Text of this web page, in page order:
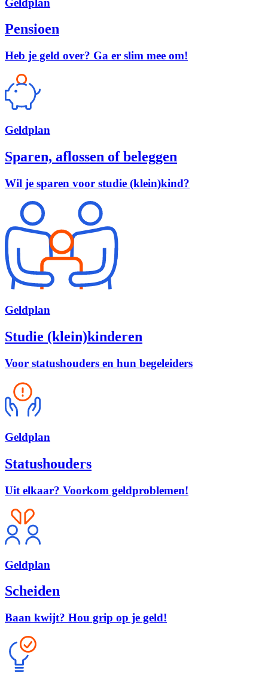
Pensioen
Heb je geld over? Ga er slim mee om!
Geldplan
Sparen, aflossen of beleggen
Wil je sparen voor studie (klein)kind?
Geldplan
Studie (klein)kinderen
Voor statushouders en hun begeleiders
Geldplan
Statushouders
Uit elkaar? Voorkom geldproblemen!
Geldplan
Scheiden
Baan kwijt? Hou grip op je geld!